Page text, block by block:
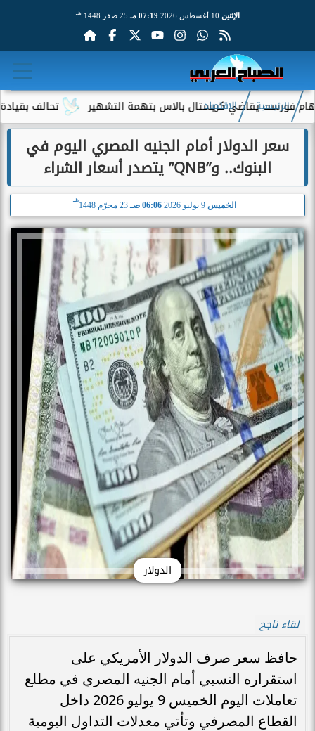
الإثنين 07:19 مـ 25 صفر 1448 هـ
تحالف بقيادة جيف يقاضي كريستال بالاس بتهمة التشهير
الرئيسية الاقتصاد
سعر الدولار أمام الجنيه المصري اليوم في
البنوك.. و”QNB” يتصدر أسعار الشراء
الخميس 06:06 صـ 23 محرّم 1448
هـ
الدولار
لقاء ناجح
حافظ سعر صرف الدولار الأمريكي على
استقراره النسبي أمام الجنيه المصري في مطلع
تعاملات اليوم الخميس 9 يوليو 2026 داخل
القطاع المصرفي وتأتي معدلات التداول اليومية